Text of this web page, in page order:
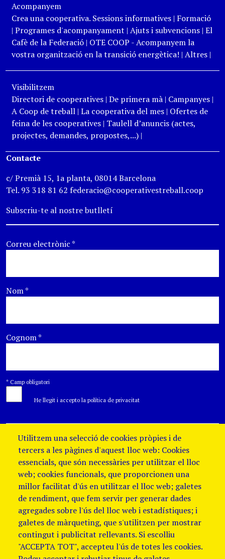
Acompanyem
Crea una cooperativa. Sessions informatives| Formació
| Programes d'acompanyament | Ajuts i subvencions| El
Cafè de la Federació| OTE COOP - Acompanyem la
vostra organització en la transició energètica! | Altres|
Visibilitzem
Directori de cooperatives| De primera mà| Campanyes|
A Coop de treball| La cooperativa del mes| Ofertes de
feina de les cooperatives| Taulell d’anuncis (actes,
projectes, demandes, propostes,...)|
Contacte
c/ Premià 15, 1a planta, 08014 Barcelona
Tel. 93 318 81 62 federacio@cooperativestreball.coop
Subscriu-te al nostre butlletí
Correu electrònic*
Nom*
Cognom*
* Camp obligatori
He llegit i accepto la política de privacitat
Utilitzem una selecció de cookies pròpies i de
tercers a les pàgines d'aquest lloc web: Cookies
essencials, que són necessàries per utilitzar el lloc
web; cookies funcionals, que proporcionen una
millor facilitat d'ús en utilitzar el lloc web; galetes
de rendiment, que fem servir per generar dades
agregades sobre l'ús del lloc web i estadístiques; i
galetes de màrqueting, que s'utilitzen per mostrar
contingut i publicitat rellevants. Si escolliu
"ACCEPTA TOT", accepteu l'ús de totes les cookies.